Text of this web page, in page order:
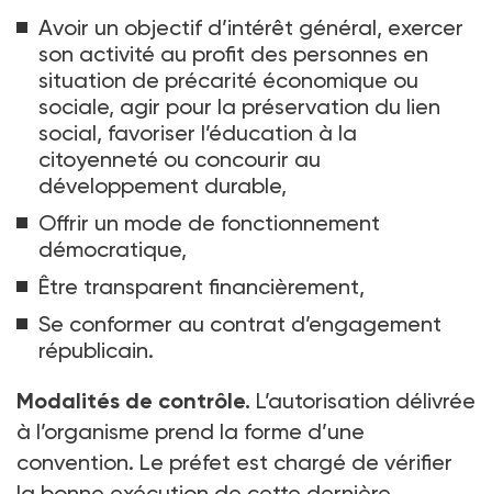
Avoir un objectif d’intérêt général, exercer
son activité au profit des personnes en
situation de précarité économique ou
sociale, agir pour la préservation du lien
social, favoriser l’éducation à la
citoyenneté ou concourir au
développement durable,
Offrir un mode de fonctionnement
démocratique,
Être transparent financièrement,
Se conformer au contrat d’engagement
républicain.
Modalités de contrôle. L’autorisation délivrée
à l’organisme prend la forme d’une
convention. Le préfet est chargé de vérifier